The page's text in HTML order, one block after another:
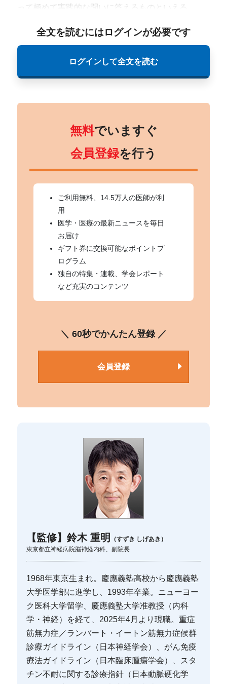
って極めて実践的な問いに答えるものといえる。
全文を読むにはログインが必要です
ログインして全文を読む
無料でいますぐ
会員登録を行う
ご利用無料、14.5万人の医師が利
用
医学・医療の最新ニュースを毎日
お届け
ギフト券に交換可能なポイントプ
ログラム
独自の特集・連載、学会レポート
など充実のコンテンツ
＼ 60秒でかんたん登録 ／
会員登録
【監修】鈴木 重明
（すずき しげあき）
東京都立神経病院脳神経内科、副院長
1968年東京生まれ。慶應義塾高校から慶應義塾
大学医学部に進学し、1993年卒業。ニューヨー
ク医科大学留学、慶應義塾大学准教授（内科
学・神経）を経て、2025年4月より現職。重症
筋無力症／ランバート・イートン筋無力症候群
診療ガイドライン（日本神経学会）、がん免疫
療法ガイドライン（日本臨床腫瘍学会）、スタ
チン不耐に関する診療指針（日本動脈硬化学